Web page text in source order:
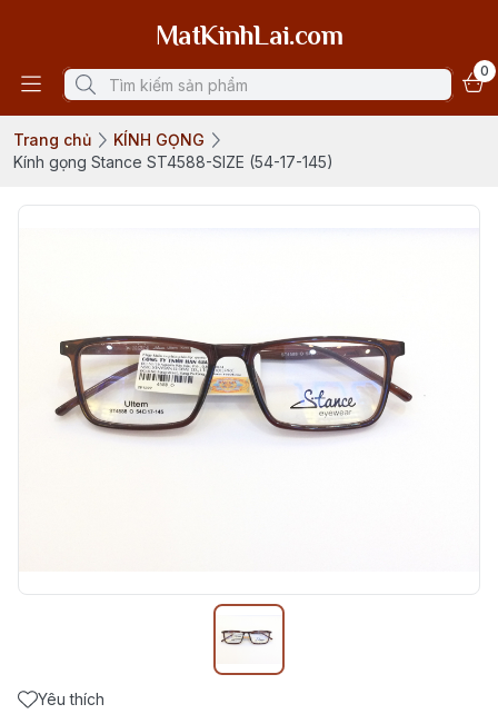
MatKinhLai.com
0
Trang chủ
KÍNH GỌNG
Kính gọng Stance ST4588-SIZE (54-17-145)
Yêu thích